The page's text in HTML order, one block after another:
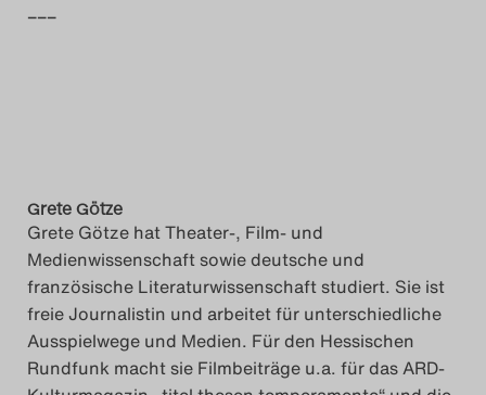
–––
Grete Götze
Grete Götze hat Theater-, Film- und
Medienwissenschaft sowie deutsche und
französische Literaturwissenschaft studiert. Sie ist
freie Journalistin und arbeitet für unterschiedliche
Ausspielwege und Medien. Für den Hessischen
Rundfunk macht sie Filmbeiträge u.a. für das ARD-